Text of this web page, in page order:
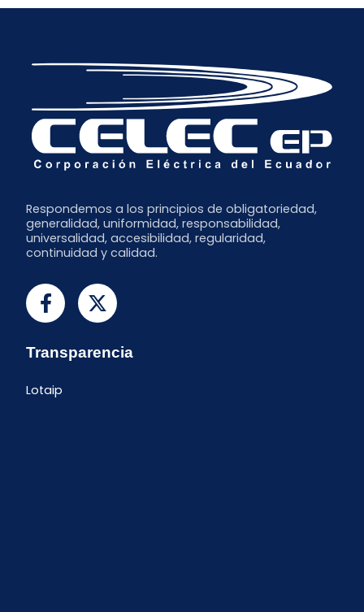
Respondemos a los principios de obligatoriedad,
generalidad, uniformidad, responsabilidad,
universalidad, accesibilidad, regularidad,
continuidad y calidad.
Transparencia
Lotaip